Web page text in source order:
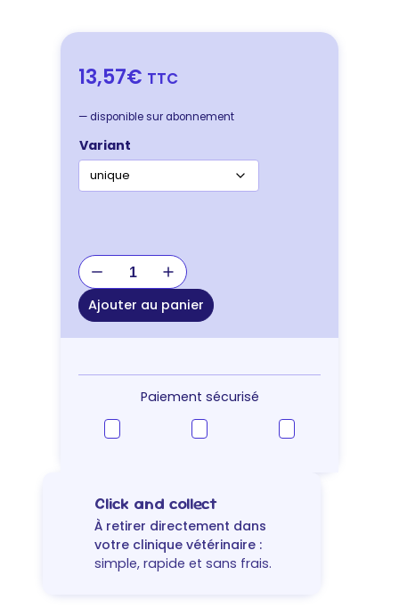
13,57€ TTC
— disponible sur abonnement
Variant
quantité
de
JOUET
KONG
TRAXX
Ajouter au panier
Paiement sécurisé
Click and collect
À retirer directement dans
votre clinique vétérinaire :
simple, rapide et sans frais.